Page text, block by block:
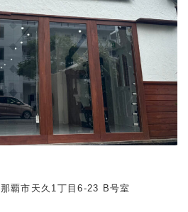
覇市天久1丁目6-23 B号室